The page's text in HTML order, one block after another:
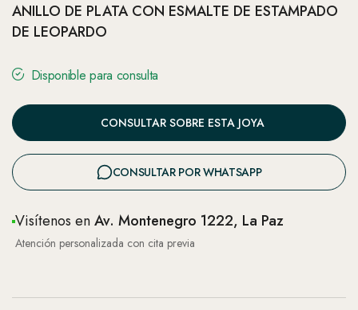
ANILLO DE PLATA CON ESMALTE DE ESTAMPADO
DE LEOPARDO
Disponible para consulta
CONSULTAR SOBRE ESTA JOYA
CONSULTAR POR WHATSAPP
Visítenos enAv. Montenegro 1222, La Paz
Atención personalizada con cita previa